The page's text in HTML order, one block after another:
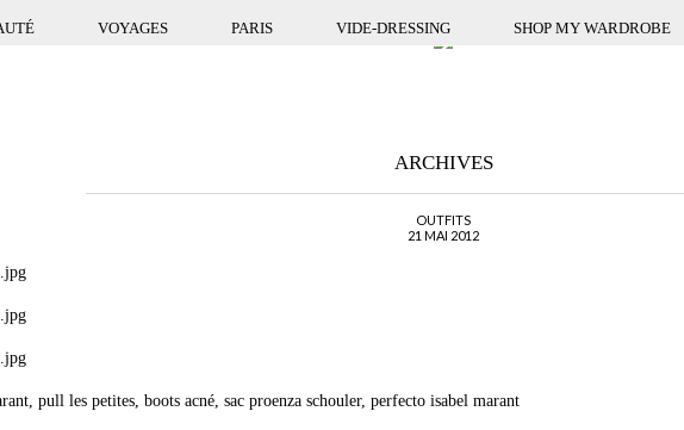
VOYAGES PARIS VIDE-DRESSING SHOP MY WARDROBE
ARCHIVES
OUTFITS
21 MAI 2012
pull les petites, boots acné, sac proenza schouler, perfecto isabel marant